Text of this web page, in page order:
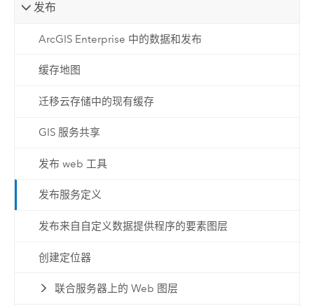
发布
ArcGIS Enterprise 中的数据和发布
缓存地图
迁移云存储中的现有缓存
GIS 服务共享
发布 web 工具
发布服务定义
发布来自自定义数据提供程序的要素图层
创建定位器
联合服务器上的 Web 图层